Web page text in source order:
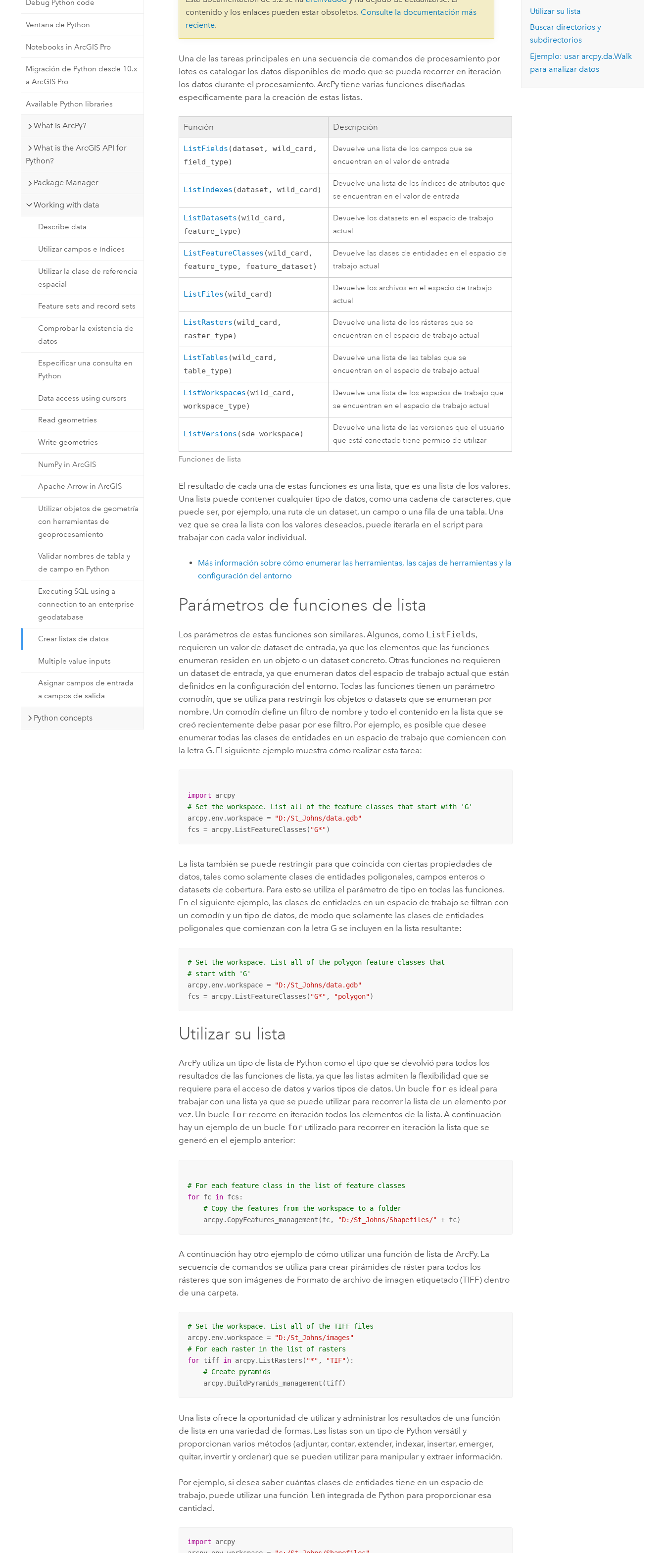
Crear aplicaciones de
Explorar ArcGIS Pro
Explorar la gestión de infraestructuras Leer la historia
Debug Python code
Ventana de Python
Notebooks in ArcGIS Pro
Migración de Python desde 10.x
a ArcGIS Pro
Available Python libraries
What is ArcPy?
What is the ArcGIS API for
Python?
Package Manager
Working with data
Describe data
Utilizar campos e índices
Utilizar la clase de referencia
espacial
Feature sets and record sets
Comprobar la existencia de
datos
Especificar una consulta en
Python
Data access using cursors
Read geometries
Write geometries
NumPy in ArcGIS
Apache Arrow in ArcGIS
Utilizar objetos de geometría
con herramientas de
geoprocesamiento
Validar nombres de tabla y
de campo en Python
Executing SQL using a
connection to an enterprise
geodatabase
Crear listas de datos
Multiple value inputs
Asignar campos de entrada
a campos de salida
Python concepts
contenido y los enlaces pueden estar obsoletos. Consulte la documentación más
reciente.
Una de las tareas principales en una secuencia de comandos de procesamiento por
lotes es catalogar los datos disponibles de modo que se pueda recorrer en iteración
los datos durante el procesamiento. ArcPy tiene varias funciones diseñadas
específicamente para la creación de estas listas.
Función Descripción
ListFields (dataset, wild_card,
field_type)
Devuelve una lista de los campos que se
encuentran en el valor de entrada
ListIndexes (dataset, wild_card)
Devuelve una lista de los índices de atributos que
se encuentran en el valor de entrada
ListDatasets (wild_card,
feature_type)
Devuelve los datasets en el espacio de trabajo
actual
ListFeatureClasses (wild_card,
feature_type, feature_dataset)
Devuelve las clases de entidades en el espacio de
trabajo actual
ListFiles (wild_card)
Devuelve los archivos en el espacio de trabajo
actual
ListRasters (wild_card,
raster_type)
Devuelve una lista de los rásteres que se
encuentran en el espacio de trabajo actual
ListTables (wild_card,
table_type)
Devuelve una lista de las tablas que se
encuentran en el espacio de trabajo actual
ListWorkspaces (wild_card,
workspace_type)
Devuelve una lista de los espacios de trabajo que
se encuentran en el espacio de trabajo actual
ListVersions (sde_workspace)
Devuelve una lista de las versiones que el usuario
que está conectado tiene permiso de utilizar
Funciones de lista
El resultado de cada una de estas funciones es una lista, que es una lista de los valores.
Una lista puede contener cualquier tipo de datos, como una cadena de caracteres, que
puede ser, por ejemplo, una ruta de un dataset, un campo o una fila de una tabla. Una
vez que se crea la lista con los valores deseados, puede iterarla en el script para
trabajar con cada valor individual.
Más información sobre cómo enumerar las herramientas, las cajas de herramientas y la
configuración del entorno
Parámetros de funciones de lista
Los parámetros de estas funciones son similares. Algunos, como ListFields,
requieren un valor de dataset de entrada, ya que los elementos que las funciones
enumeran residen en un objeto o un dataset concreto. Otras funciones no requieren
un dataset de entrada, ya que enumeran datos del espacio de trabajo actual que están
definidos en la configuración del entorno. Todas las funciones tienen un parámetro
comodín, que se utiliza para restringir los objetos o datasets que se enumeran por
nombre. Un comodín define un filtro de nombre y todo el contenido en la lista que se
creó recientemente debe pasar por ese filtro. Por ejemplo, es posible que desee
enumerar todas las clases de entidades en un espacio de trabajo que comiencen con
la letra G. El siguiente ejemplo muestra cómo realizar esta tarea:
import
# Set the workspace. List all of the feature classes that start with 'G'
arcpy.env.workspace =
"D:/St_Johns/data.gdb"
fcs = arcpy.ListFeatureClasses( "G*")
La lista también se puede restringir para que coincida con ciertas propiedades de
datos, tales como solamente clases de entidades poligonales, campos enteros o
datasets de cobertura. Para esto se utiliza el parámetro de tipo en todas las funciones.
En el siguiente ejemplo, las clases de entidades en un espacio de trabajo se filtran con
un comodín y un tipo de datos, de modo que solamente las clases de entidades
poligonales que comienzan con la letra G se incluyen en la lista resultante:
# Set the workspace. List all of the polygon feature classes that
# start with 'G'
arcpy.env.workspace =
"D:/St_Johns/data.gdb"
fcs = arcpy.ListFeatureClasses( "G*" , "polygon")
Utilizar su lista
ArcPy utiliza un tipo de lista de Python como el tipo que se devolvió para todos los
resultados de las funciones de lista, ya que las listas admiten la flexibilidad que se
requiere para el acceso de datos y varios tipos de datos. Un bucle for es ideal para
trabajar con una lista ya que se puede utilizar para recorrer la lista de un elemento por
vez. Un bucle for recorre en iteración todos los elementos de la lista. A continuación
hay un ejemplo de un bucle for utilizado para recorrer en iteración la lista que se
generó en el ejemplo anterior:
# For each feature class in the list of feature classes
for fc in fcs:
# Copy the features from the workspace to a folder
    arcpy.CopyFeatures_management(fc,
"D:/St_Johns/Shapefiles/" + fc)
A continuación hay otro ejemplo de cómo utilizar una función de lista de ArcPy. La
secuencia de comandos se utiliza para crear pirámides de ráster para todos los
rásteres que son imágenes de Formato de archivo de imagen etiquetado (TIFF) dentro
de una carpeta.
# Set the workspace. List all of the TIFF files
arcpy.env.workspace =
"D:/St_Johns/images"
# For each raster in the list of rasters
for tiff in arcpy.ListRasters( "*" , "TIF"):
# Create pyramids
    arcpy.BuildPyramids_management(tiff)
Una lista ofrece la oportunidad de utilizar y administrar los resultados de una función
de lista en una variedad de formas. Las listas son un tipo de Python versátil y
proporcionan varios métodos (adjuntar, contar, extender, indexar, insertar, emerger,
quitar, invertir y ordenar) que se pueden utilizar para manipular y extraer información.
Por ejemplo, si desea saber cuántas clases de entidades tiene en un espacio de
trabajo, puede utilizar una función len integrada de Python para proporcionar esa
cantidad.
import arcpy
Utilizar su lista
Buscar directorios y
subdirectorios
Ejemplo: usar arcpy.da.Walk
para analizar datos